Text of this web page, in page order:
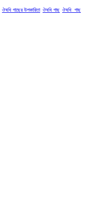
ঔষধি গাছের উপকারিতা ঔষধি গাছ ঔষধি_গাছ